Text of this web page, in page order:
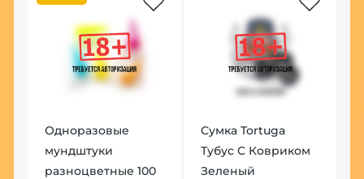
Одноразовые
мундштуки
разноцветные 100
Сумка Tortuga
Тубус С Ковриком
Зеленый